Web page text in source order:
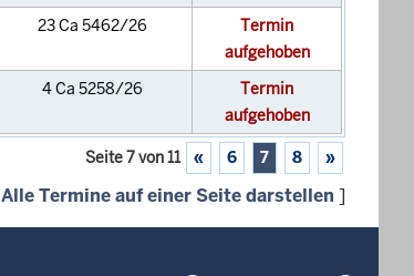
23 Ca 5462/26
Termin
aufgehoben
4 Ca 5258/26
Termin
aufgehoben
Seite 7 von 11 « 6 7 8 »
Alle Termine auf einer Seite darstellen ]